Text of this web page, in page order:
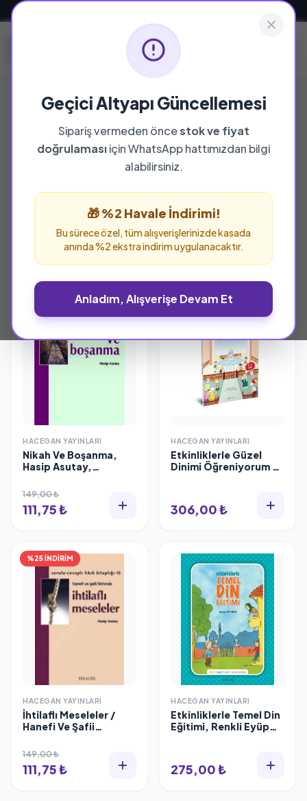
Geçici Altyapı Güncellemesi
Sipariş vermeden öncestok ve fiyat
doğrulamasıiçin WhatsApp hattımızdan bilgi
alabilirsiniz.
🎁 %2 Havale İndirimi!
Bu sürece özel, tüm alışverişlerinizde kasada
anında %2 ekstra indirim uygulanacaktır.
Anladım, Alışverişe Devam Et
YAYINEVI
Hacegan Yayınları
Hacegan Yayınları yayınevine ait tüm eserleri
bu sayfada inceleyebilir ve güvenle sipariş
HACEGAN YAYINLARI
Nikah Ve Boşanma,
Hasip Asutay,
149,00 ₺
111,75 ₺
HACEGAN YAYINLARI
Etkinliklerle Güzel
Dinimi Öğreniyorum /
306,00 ₺
%25 İNDİRİM
HACEGAN YAYINLARI
İhtilaflı Meseleler /
Hanefi Ve Şafii
Asutay
149,00 ₺
111,75 ₺
HACEGAN YAYINLARI
Etkinliklerle Temel Din
Eğitimi, Renkli Eyüp
275,00 ₺